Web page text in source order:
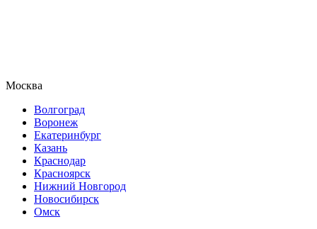
Москва
Волгоград
Воронеж
Екатеринбург
Казань
Краснодар
Красноярск
Нижний Новгород
Новосибирск
Омск